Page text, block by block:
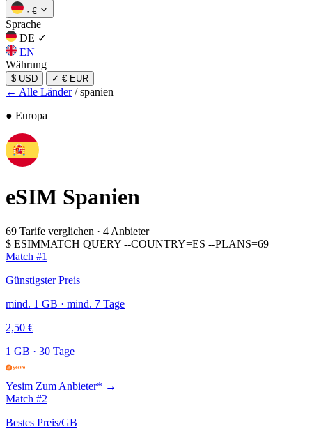
· €
Sprache
DE ✓
EN
Währung
$ USD ✓ € EUR
← Alle Länder / spanien
● Europa
eSIM Spanien
69 Tarife verglichen · 4 Anbieter
$ ESIMMATCH QUERY --COUNTRY=ES --PLANS=69
Match #1
Günstigster Preis
mind. 1 GB · mind. 7 Tage
2,50 €
1 GB · 30 Tage
Yesim Zum Anbieter* →
Match #2
Bestes Preis/GB